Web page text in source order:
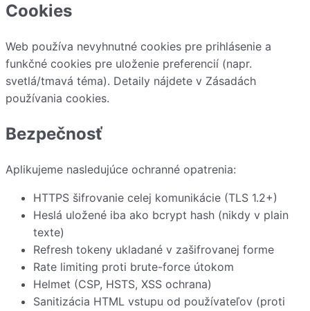
Cookies
Web používa nevyhnutné cookies pre prihlásenie a
funkčné cookies pre uloženie preferencií (napr.
svetlá/tmavá téma). Detaily nájdete v Zásadách
používania cookies.
Bezpečnosť
Aplikujeme nasledujúce ochranné opatrenia:
HTTPS šifrovanie celej komunikácie (TLS 1.2+)
Heslá uložené iba ako bcrypt hash (nikdy v plain
texte)
Refresh tokeny ukladané v zašifrovanej forme
Rate limiting proti brute-force útokom
Helmet (CSP, HSTS, XSS ochrana)
Sanitizácia HTML vstupu od používateľov (proti